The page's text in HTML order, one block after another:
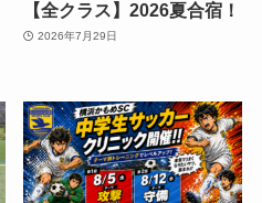
【全クラス】2026夏合宿！
2026年7月29日